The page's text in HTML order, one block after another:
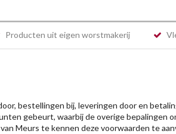
Producten uit eigen worstmakerij
bestellingen bij, leveringen door en
gebeurt, waarbij de overige bepalingen
Meurs te kennen deze voorwaarden te